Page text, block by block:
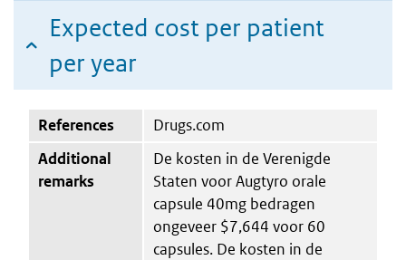
Expected cost per patient
per year
References
Drugs.com
Additional
remarks
De kosten in de Verenigde
Staten voor Augtyro orale
capsule 40mg bedragen
ongeveer $7,644 voor 60
capsules. De kosten in de